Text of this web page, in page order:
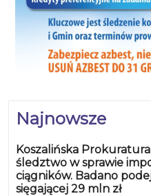
Najnowsze
Koszalińska
śledztwo w sprawie
ciągników. Badano
sięgającej 29 mln zł